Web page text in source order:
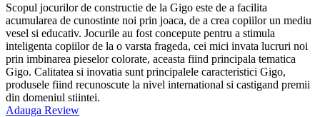
Scopul jocurilor de constructie de la Gigo este de a facilita
acumularea de cunostinte noi prin joaca, de a crea copiilor un mediu
vesel si educativ. Jocurile au fost concepute pentru a stimula
inteligenta copiilor de la o varsta frageda, cei mici invata lucruri noi
prin imbinarea pieselor colorate, aceasta fiind principala tematica
Gigo. Calitatea si inovatia sunt principalele caracteristici Gigo,
produsele fiind recunoscute la nivel international si castigand premii
din domeniul stiintei.
Adauga Review